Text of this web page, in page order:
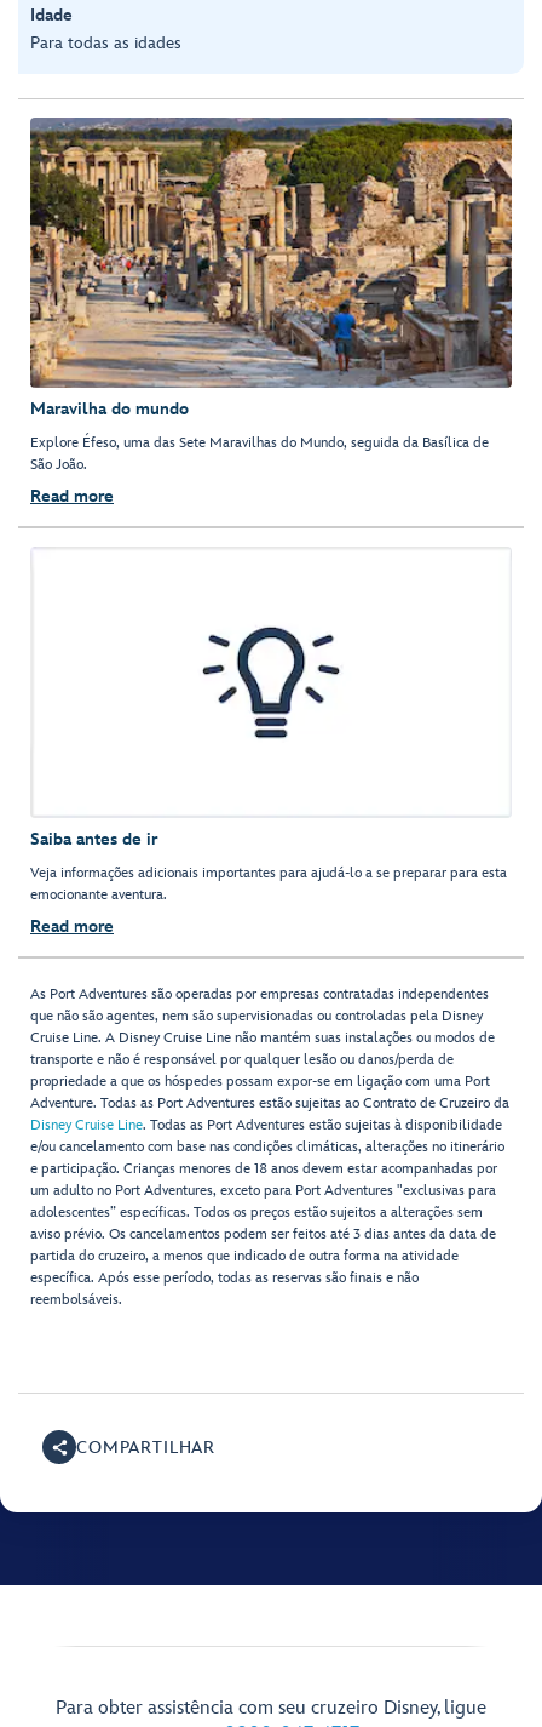
Idade
Para todas as idades
Maravilha do mundo
Explore Éfeso, uma das Sete Maravilhas do Mundo, seguida da Basílica de
São João.
Read more
Saiba antes de ir
Veja informações adicionais importantes para ajudá-lo a se preparar para esta
emocionante aventura.
Read more
As Port Adventures são operadas por empresas contratadas independentes
que não são agentes, nem são supervisionadas ou controladas pela Disney
Cruise Line. A Disney Cruise Line não mantém suas instalações ou modos de
transporte e não é responsável por qualquer lesão ou danos/perda de
propriedade a que os hóspedes possam expor-se em ligação com uma Port
Adventure. Todas as Port Adventures estão sujeitas ao Contrato de Cruzeiro da
Disney Cruise Line. Todas as Port Adventures estão sujeitas à disponibilidade
e/ou cancelamento com base nas condições climáticas, alterações no itinerário
e participação. Crianças menores de 18 anos devem estar acompanhadas por
um adulto no Port Adventures, exceto para Port Adventures "exclusivas para
adolescentes” específicas. Todos os preços estão sujeitos a alterações sem
aviso prévio. Os cancelamentos podem ser feitos até 3 dias antes da data de
partida do cruzeiro, a menos que indicado de outra forma na atividade
específica. Após esse período, todas as reservas são finais e não
reembolsáveis.
COMPARTILHAR
Para obter assistência com seu cruzeiro Disney, ligue